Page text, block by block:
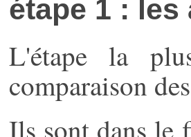
étape 1 : les
L'étape la
comparaison
Ils sont dans le